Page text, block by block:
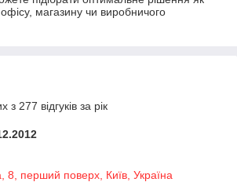
магазину чи виробничого
з 277 відгуків за рік
8, перший поверх, Київ, Україна